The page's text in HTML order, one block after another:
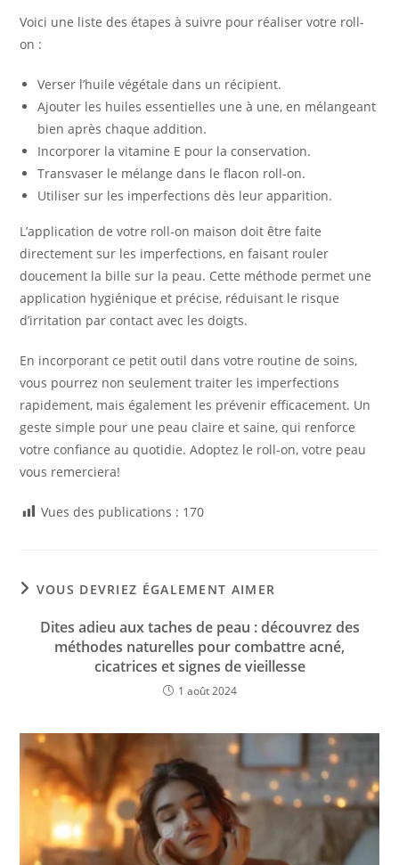
Voici une liste des étapes à suivre pour réaliser votre roll-
on :
Verser l’huile végétale dans un récipient.
Ajouter les huiles essentielles une à une, en mélangeant
bien après chaque addition.
Incorporer la vitamine E pour la conservation.
Transvaser le mélange dans le flacon roll-on.
Utiliser sur les imperfections dès leur apparition.
L’application de votre roll-on maison doit être faite
directement sur les imperfections, en faisant rouler
doucement la bille sur la peau. Cette méthode permet une
application hygiénique et précise, réduisant le risque
d’irritation par contact avec les doigts.
En incorporant ce petit outil dans votre routine de soins,
vous pourrez non seulement traiter les imperfections
rapidement, mais également les prévenir efficacement. Un
geste simple pour une peau claire et saine, qui renforce
votre confiance au quotidie. Adoptez le roll-on, votre peau
vous remerciera!
Vues des publications : 170
VOUS DEVRIEZ ÉGALEMENT AIMER
Dites adieu aux taches de peau : découvrez des
méthodes naturelles pour combattre acné,
cicatrices et signes de vieillesse
1 août 2024